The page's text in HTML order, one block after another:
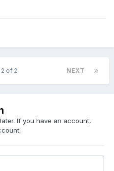
NEXT
of 2
If you have an account,